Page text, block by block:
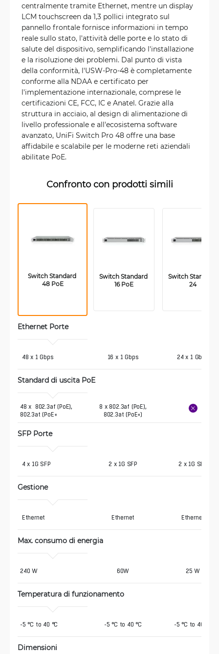
centralmente tramite Ethernet, mentre un display
LCM touchscreen da 1,3 pollici integrato sul
pannello frontale fornisce informazioni in tempo
reale sullo stato, l'attività delle porte e lo stato di
salute del dispositivo, semplificando l'installazione
e la risoluzione dei problemi. Dal punto di vista
della conformità, l'USW-Pro-48 è completamente
conforme alla NDAA e certificato per
l'implementazione internazionale, comprese le
certificazioni CE, FCC, IC e Anatel. Grazie alla
struttura in acciaio, al design di alimentazione di
livello professionale e all'ecosistema software
avanzato, UniFi Switch Pro 48 offre una base
affidabile e scalabile per le moderne reti aziendali
abilitate PoE.
Confronto con prodotti simili
Switch Standard
48 PoE
Switch Standard
16 PoE
Switch Standard
24
Ethernet Porte
48 x 1 Gbps 16 x 1 Gbps 24 x 1 Gbps
Standard di uscita PoE
48 x  802.3af (PoE),
802.3at (PoE+
8 x 802.3af (PoE),
802.3at (PoE+)
SFP Porte
4 x 1G SFP 2 x 1G SFP 2 x 1G SFP
Gestione
Ethernet Ethernet Ethernet
Max. consumo di energia
240 W 60W 25 W
Temperatura di funzionamento
-5 °C to 40 °C -5 °C to 40 °C -5 °C to 40 °C
Dimensioni